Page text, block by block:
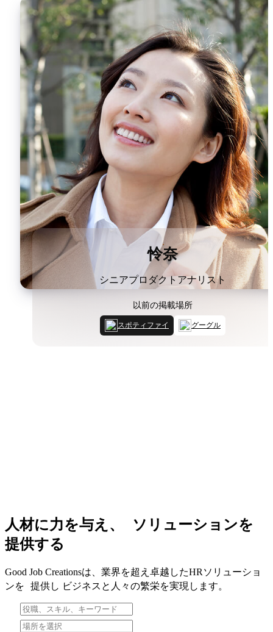
怜奈
シニアプロダクトアナリスト
以前の掲載場所
スポティファイ グーグル
人材に力を与え、 ソリューションを
提供する
Good Job Creationsは、業界を超え卓越したHRソリューショ
ンを 提供し ビジネスと人々の繁栄を実現します。